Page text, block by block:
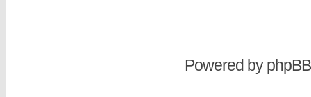
Powered byphpBB